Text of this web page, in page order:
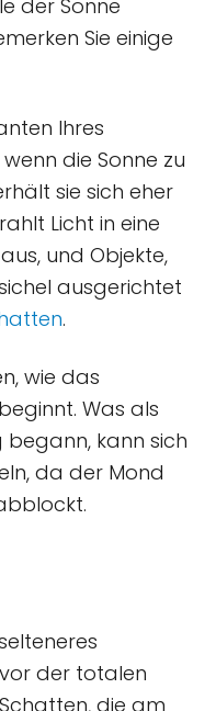
der Sonne
Sie einige
Ihres
die Sonne zu
sie sich eher
Licht in eine
und Objekte,
ausgerichtet
.
wie das
Was als
kann sich
da der Mond
der totalen
die am